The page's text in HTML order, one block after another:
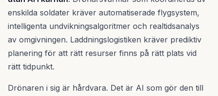
enskilda soldater kräver automatiserade flygsystem,
intelligenta undvikningsalgoritmer och realtidsanalys
av omgivningen. Laddningslogistiken kräver prediktiv
planering för att rätt resurser finns på rätt plats vid
rätt tidpunkt.
Drönaren i sig är hårdvara. Det är AI som gör den till